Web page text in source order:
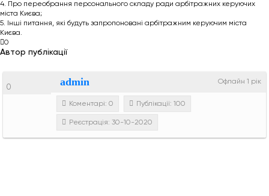
4. Про переобрання персонального складу ради арбітражних керуючих
міста Києва;
5. Інші питання, які будуть запропоновані арбітражним керуючим міста
Києва.
0
Автор публікації
Офлайн 1 рік
admin
0
Коментарі: 0 Публікації: 100
Реєстрація: 30-10-2020